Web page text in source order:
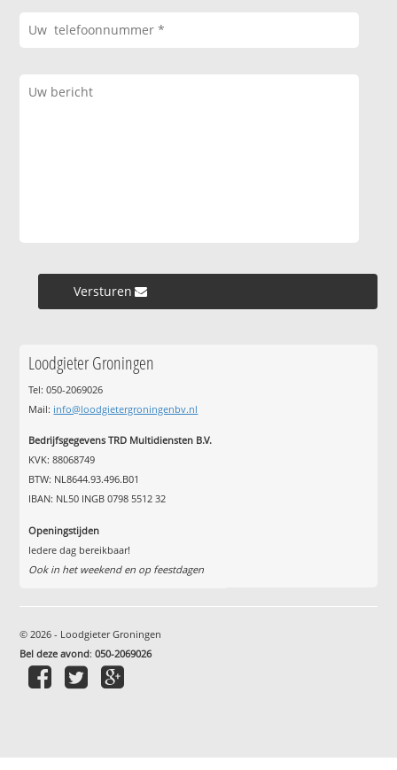
Versturen »
Loodgieter Groningen
Tel: 050-2069026
Mail: info@loodgietergroningenbv.nl
Bedrijfsgegevens TRD Multidiensten B.V.
KVK: 88068749
BTW: NL8644.93.496.B01
IBAN: NL50 INGB 0798 5512 32
Openingstijden
Iedere dag bereikbaar!
Ook in het weekend en op feestdagen
© 2026 - Loodgieter Groningen
Bel deze avond:050-2069026